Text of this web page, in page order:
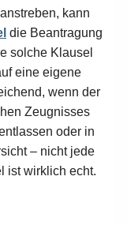
kann
die Beantragung
solche Klausel
eine eigene
wenn der
Zeugnisses
oder in
– nicht jede
ist wirklich echt.